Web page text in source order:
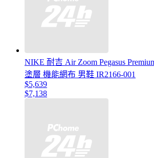
NIKE 耐吉 Air Zoom Pegasus
塗層 機能網布 男鞋 IR2166-001
$5,639
$7,138